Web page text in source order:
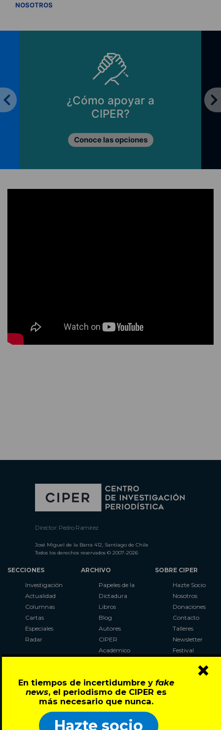
En tiempos de incertidumbre y fake
news, el periodismo de CIPER es
más necesario que nunca.
Hazte socio
×
NOSOTROS
¿Cómo apoyar a
CIPER?
Conoce las opciones
Director: Pedro Ramírez
José Miguel de la Barra 412, Santiago de Chile
Todos los derechos reservados © 2007-2026
SECCIONES
Investigación
Actualidad
Columnas
Cartas
Especiales
Radar
ARCHIVO
Papeles de la
Dictadura
Libros
Blog
Autores
CIPER
Académico
Al Plebiscito
con CIPER
SOBRE CIPER
Hazte Socio
Nosotros
Donaciones
Contacto
Talleres
Newsletter
Festival